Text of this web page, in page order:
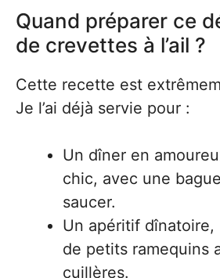
Quand préparer ce
de crevettes à l’ail ?
Cette recette est
Je l’ai déjà servie pour :
Un dîner en
chic, avec une
saucer.
Un apéritif dînatoire,
de petits ramequins
cuillères.